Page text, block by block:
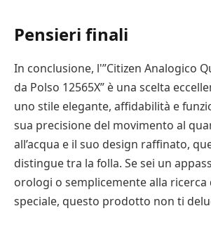
Pensieri finali
In conclusione, l'”Citizen Analogico
da Polso 12565X” è una scelta
uno stile elegante, affidabilità e
sua precisione del movimento al
all’acqua e il suo design raffinato,
distingue tra la folla. Se sei un
orologi o semplicemente alla ricerca
speciale, questo prodotto non ti